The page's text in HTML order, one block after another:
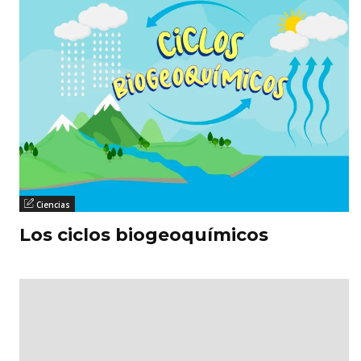
Ciencias
Los ciclos biogeoquímicos